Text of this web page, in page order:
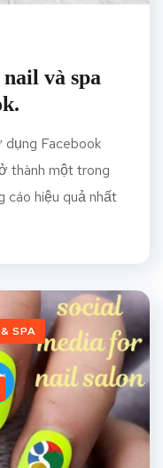
và spa
Facebook
thành một trong
cáo hiệu quả nhất
SPA